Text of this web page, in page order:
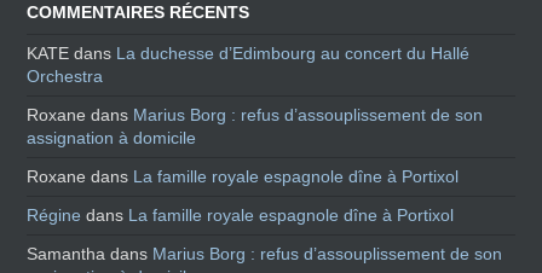
COMMENTAIRES RÉCENTS
KATE dans La duchesse d’Edimbourg au concert du Hallé
Orchestra
Roxane dans Marius Borg : refus d’assouplissement de son
assignation à domicile
Roxane dans La famille royale espagnole dîne à Portixol
Régine dans La famille royale espagnole dîne à Portixol
Samantha dans Marius Borg : refus d’assouplissement de son